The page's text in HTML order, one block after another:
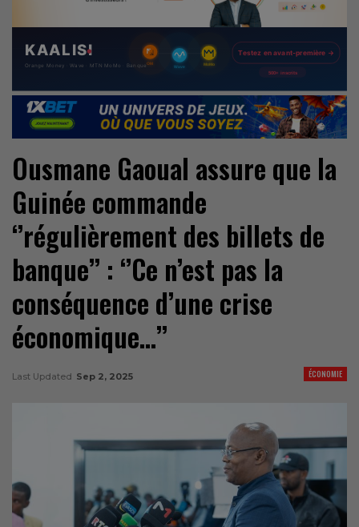
Ousmane Gaoual assure que la
Guinée commande
‘’régulièrement des billets de
banque’’ : ‘’Ce n’est pas la
conséquence d’une crise
économique…’’
ÉCONOMIE
Last Updated Sep 2, 2025